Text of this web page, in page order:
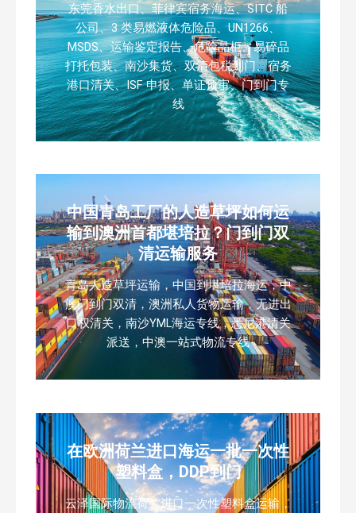
东莞香水出口、菲律宾宿务海运、SITC 船
公司、3 类易燃液体危险品、UN1266、
MSDS、运输鉴定报告、危险品柜、易碎品
打托包装、南沙集货、双清包税到门、宿务
港口清关、ISF 申报、单证预审、门到门专
线
中国青岛工厂的人造草坪如何运
输到澳洲首都堪培拉？门到门双
清运输服务
青岛人造草坪运输，中国到堪培拉海运，中
澳门到门双清，澳洲私人货物运输，无进出
口权清关，南沙YML海运专线，悉尼港清关
派送，中澳一站式物流专线
在欧洲荷兰进口海运一批一次性
塑料盒，DDP到门
云泽国际物流荷兰进口一次性塑料盒运输，